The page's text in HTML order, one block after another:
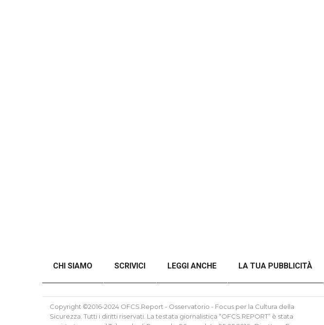
CHI SIAMO SCRIVICI LEGGI ANCHE LA TUA PUBBLICITÀ
ANALISI DEL CONFLITTO RUSSO-UCRAINO SENZA FILTRI CHECKOUT
Copyright ©2016-2024 OFCS.Report - Osservatorio - Focus per la Cultura della
Sicurezza. Tutti i diritti riservati. La testata giornalistica “OFCS.REPORT” è stata